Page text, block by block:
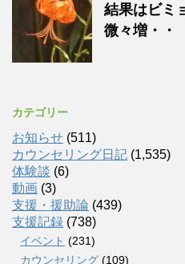
結果はビミ
微々増・・
カテゴリー
お知らせ (511)
カウンセリング日記 (1,535)
体験談 (6)
動画 (3)
支援・援助論 (439)
支援記録 (738)
イベント (231)
カウンセリング (109)